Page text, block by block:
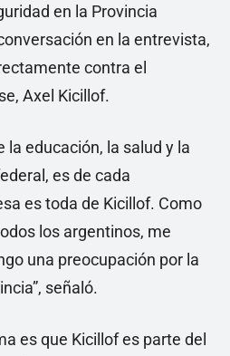
en la Provincia
en la entrevista,
contra el
Axel Kicillof.
la educación, la salud y la
es de cada
es toda de Kicillof. Como
los argentinos, me
una preocupación por la
señaló.
es que Kicillof es parte del